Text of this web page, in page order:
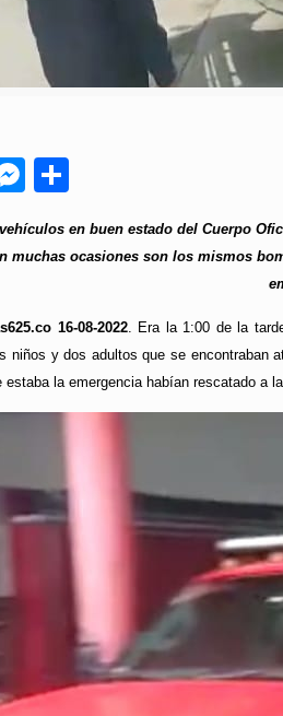
Messenger
en buen estado del Cuerpo
muchas ocasiones son los mismos
16-08-2022. Era la 1:00 de la
niños y dos adultos que se
la emergencia habían rescatado a